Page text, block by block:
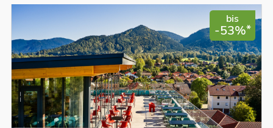
bis
-53%*